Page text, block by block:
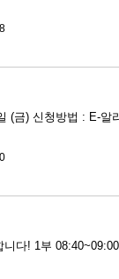
(금) 신청방법 : E-알
다! 1부